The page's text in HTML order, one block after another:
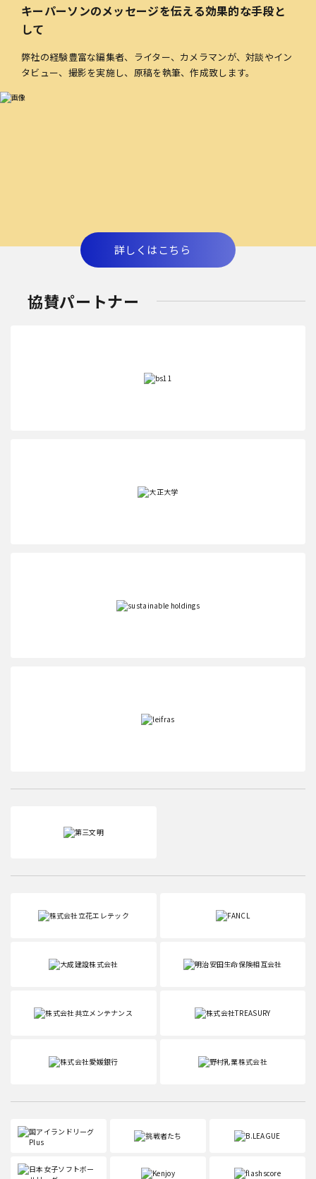
キーパーソンのメッセージを伝える効果的な手段と
して
弊社の経験豊富な編集者、ライター、カメラマンが、対談やイン
タビュー、撮影を実施し、原稿を執筆、作成致します。
詳しくはこちら
協賛パートナー